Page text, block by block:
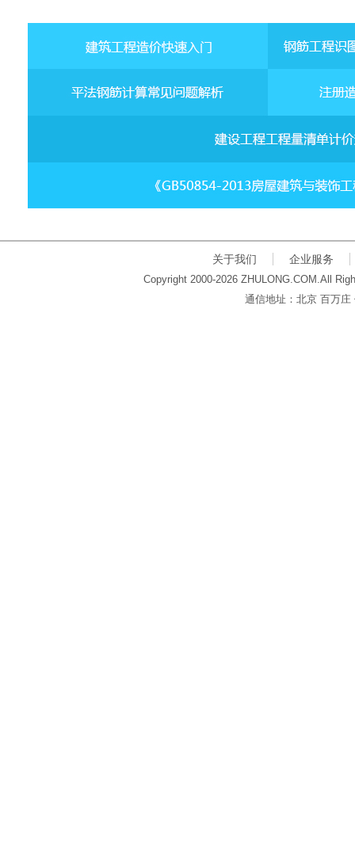
关于我们 企业服务
Copyright 2000-2026 ZHULONG.COM.All
通信地址：北京 百万